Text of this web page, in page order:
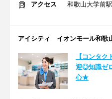
アクセス
和歌山大学前
アイシティ イオンモール和歌
【コンタ
迎◎知識ゼ
心★